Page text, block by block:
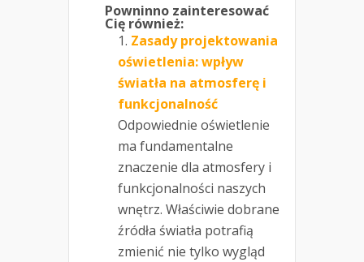
Powninno zainteresować
Cię również:
Zasady projektowania
oświetlenia: wpływ
światła na atmosferę i
funkcjonalność
Odpowiednie oświetlenie
ma fundamentalne
znaczenie dla atmosfery i
funkcjonalności naszych
wnętrz. Właściwie dobrane
źródła światła potrafią
zmienić nie tylko wygląd